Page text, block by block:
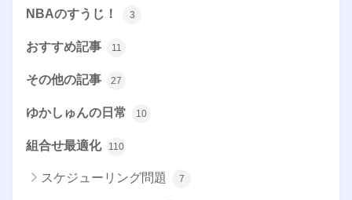
NBAのすうじ！ 3
おすすめ記事 11
その他の記事 27
ゆかしゅんの日常 10
組合せ最適化 110
スケジューリング問題 7